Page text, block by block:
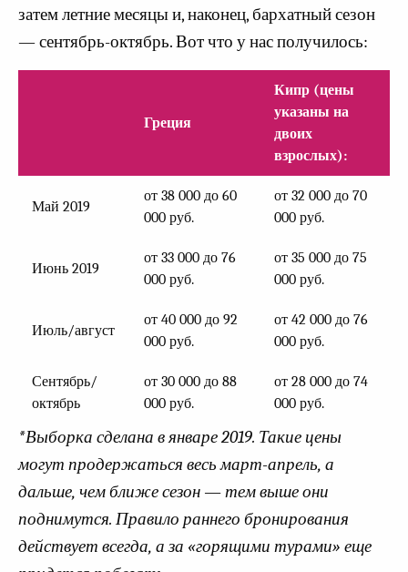
затем летние месяцы и, наконец, бархатный сезон
— сентябрь-октябрь. Вот что у нас получилось:
Греция
Кипр (цены
указаны на
двоих
взрослых):
Май 2019
от 38 000 до 60
000 руб.
от 32 000 до 70
000 руб.
Июнь 2019
от 33 000 до 76
000 руб.
от 35 000 до 75
000 руб.
Июль/август
от 40 000 до 92
000 руб.
от 42 000 до 76
000 руб.
Сентябрь/
октябрь
от 30 000 до 88
000 руб.
от 28 000 до 74
000 руб.
*Выборка сделана в январе 2019. Такие цены
могут продержаться весь март-апрель, а
дальше, чем ближе сезон — тем выше они
поднимутся. Правило раннего бронирования
действует всегда, а за «горящими турами» еще